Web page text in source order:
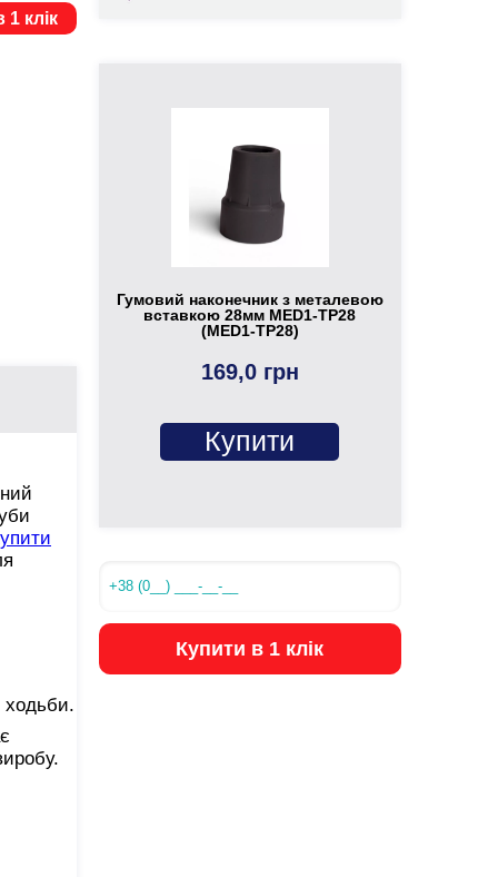
1 клік
ходьби.
Гумовий наконечник з металевою
вставкою 28мм MED1-TP28
(MED1-TP28)
169,0 грн
Купити
Купити в 1 клік